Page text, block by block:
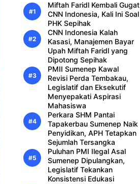
Miftah Faridl Kembali Gugat
CNN Indonesia, Kali Ini Soal
PHK Sepihak
CNN Indonesia Kalah
Kasasi, Manajemen Bayar
Upah Miftah Faridl yang
Dipotong Sepihak
PMII Sumenep Kawal
Revisi Perda Tembakau,
Legislatif dan Eksekutif
Menyepakati Aspirasi
Mahasiswa
Perkara SHM Pantai
Tapakerbau Sumenep Naik
Penyidikan, APH Tetapkan
Sejumlah Tersangka
Puluhan PMI Ilegal Asal
Sumenep Dipulangkan,
Legislatif Tekankan
Konsistensi Edukasi